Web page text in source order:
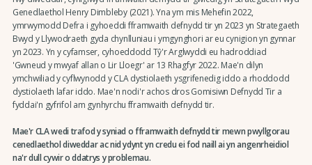
Genedlaethol Henry Dimbleby (2021). Yna ym mis Mehefin 2022,
ymrwymodd Defra i gyhoeddi fframwaith defnydd tir yn 2023 yn Strategaeth
Bwyd y Llywodraeth gyda chynlluniau i ymgynghori ar eu cynigion yn gynnar
yn 2023. Yn y cyfamser, cyhoeddodd Tŷ'r Arglwyddi eu hadroddiad
'Gwneud y mwyaf allan o Lir Lloegr' ar 13 Rhagfyr 2022. Mae'n dilyn
ymchwiliad y cyflwynodd y CLA dystiolaeth ysgrifenedig iddo a rhoddodd
dystiolaeth lafar iddo. Mae'n nodi'r achos dros Gomisiwn Defnydd Tir a
fyddai'n gyfrifol am gynhyrchu fframwaith defnydd tir.
Mae'r CLA wedi trafod y syniad o fframwaith defnydd tir mewn pwyllgorau
cenedlaethol diweddar ac nid ydynt yn credu ei fod naill ai yn angenrheidiol
na'r dull cywir o ddatrys y problemau.